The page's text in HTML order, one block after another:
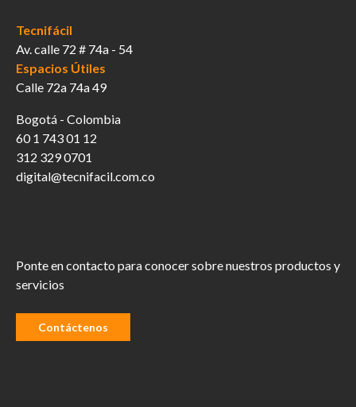
Tecnifácil
Av. calle 72 # 74a - 54
Espacios Útiles
Calle 72a 74a 49
Bogotá - Colombia
60 1 743 01 12
312 329 0701
digital@tecnifacil.com.co
Ponte en contacto para conocer sobre nuestros productos y
servicios
Contáctenos